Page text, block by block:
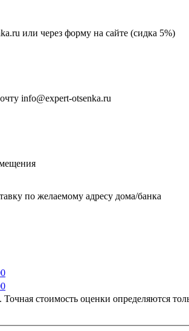
или через форму на сайте (сидка 5%)
info@expert-otsenka.ru
по желаемому адресу дома/банка
стоимость оценки определяются